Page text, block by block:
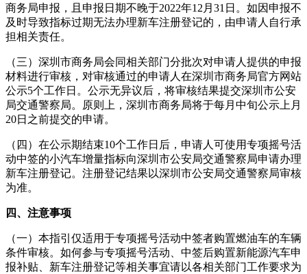
商务局申报，且申报日期不晚于2022年12月31日。如因申报不
及时导致指标过期无法办理新车注册登记的，由申请人自行承
担相关责任。
（三）深圳市商务局会同相关部门分批次对申请人提供的申报
材料进行审核，对审核通过的申请人在深圳市商务局官方网站
公示5个工作日。公示无异议后，将审核结果提交深圳市公安
局交通警察局。原则上，深圳市商务局将于每月中旬公示上月
20日之前提交的申请。
（四）在公示期结束10个工作日后，申请人可使用专项摇号活
动中签的小汽车增量指标向深圳市公安局交通警察局申请办理
新车注册登记。注册登记结果以深圳市公安局交通警察局审核
为准。
四、注意事项
（一）本指引仅适用于专项摇号活动中签者购置燃油车的车辆
条件审核。如何参与专项摇号活动、中签后购置新能源汽车申
报补贴、新车注册登记等相关事宜请以各相关部门工作要求为